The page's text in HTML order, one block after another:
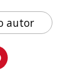
autor